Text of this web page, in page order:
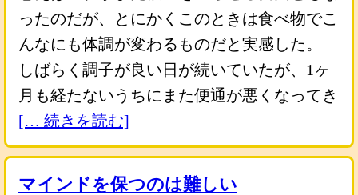
ったのだが、とにかくこのときは食べ物でこ
んなにも体調が変わるものだと実感した。
しばらく調子が良い日が続いていたが、1ヶ
月も経たないうちにまた便通が悪くなってき
[… 続きを読む]
マインドを保つのは難しい